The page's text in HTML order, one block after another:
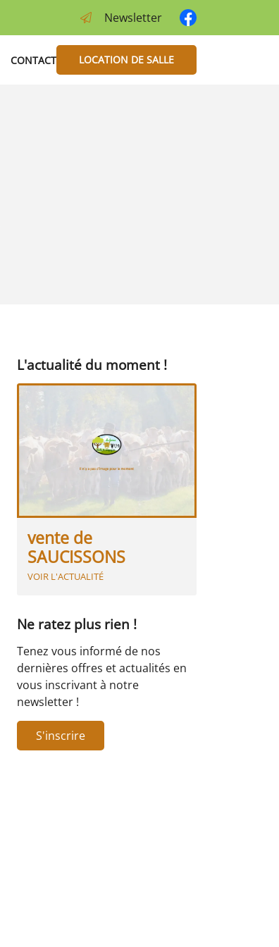
Newsletter
CONTACT LOCATION DE SALLE
L'actualité du moment !
vente de
SAUCISSONS
VOIR L'ACTUALITÉ
Ne ratez plus rien !
Tenez vous informé de nos
dernières offres et actualités en
vous inscrivant à notre
newsletter !
S'inscrire